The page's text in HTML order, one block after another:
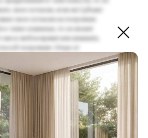
свое согласие, если же Субъект
свое согласие на получение
и / илио новинках, то он может
них в любое время или изменить
получения. Отказ от
и новостей не будет
услуг и
обязательств.
обращений Покупателей,
личные данные Субъекта
претензии покупателя, обращения,
и администрирование отзывов.
идентификационные и контактные